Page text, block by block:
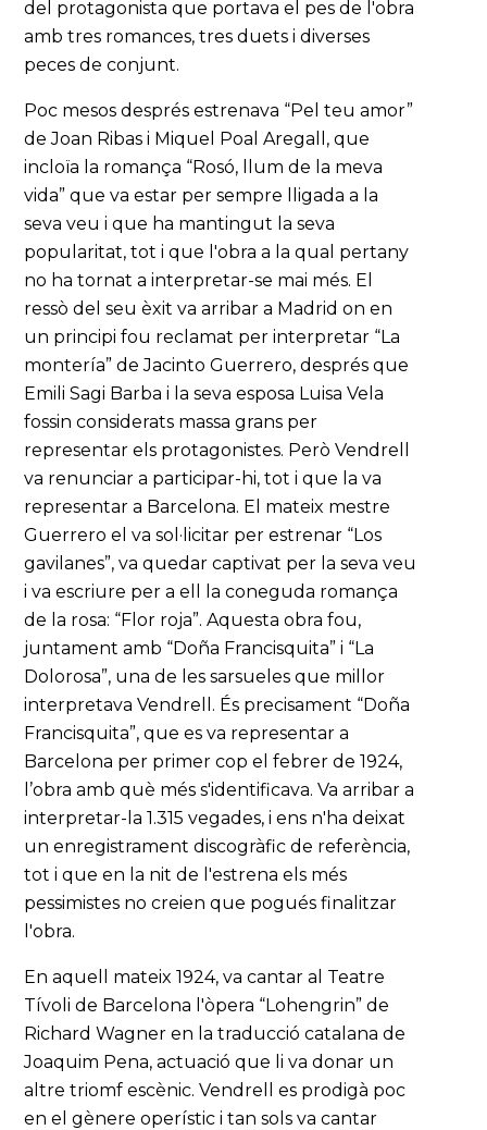
del protagonista que portava el pes de l'obra
amb tres romances, tres duets i diverses
peces de conjunt.
Poc mesos després estrenava “Pel teu amor”
de Joan Ribas i Miquel Poal Aregall, que
incloïa la romança “Rosó, llum de la meva
vida” que va estar per sempre lligada a la
seva veu i que ha mantingut la seva
popularitat, tot i que l'obra a la qual pertany
no ha tornat a interpretar-se mai més. El
ressò del seu èxit va arribar a Madrid on en
un principi fou reclamat per interpretar “La
montería” de Jacinto Guerrero, després que
Emili Sagi Barba i la seva esposa Luisa Vela
fossin considerats massa grans per
representar els protagonistes. Però Vendrell
va renunciar a participar-hi, tot i que la va
representar a Barcelona. El mateix mestre
Guerrero el va sol·licitar per estrenar “Los
gavilanes”, va quedar captivat per la seva veu
i va escriure per a ell la coneguda romança
de la rosa: “Flor roja”. Aquesta obra fou,
juntament amb “Doña Francisquita” i “La
Dolorosa”, una de les sarsueles que millor
interpretava Vendrell. És precisament “Doña
Francisquita”, que es va representar a
Barcelona per primer cop el febrer de 1924,
l’obra amb què més s'identificava. Va arribar a
interpretar-la 1.315 vegades, i ens n'ha deixat
un enregistrament discogràfic de referència,
tot i que en la nit de l'estrena els més
pessimistes no creien que pogués finalitzar
l'obra.
En aquell mateix 1924, va cantar al Teatre
Tívoli de Barcelona l'òpera “Lohengrin” de
Richard Wagner en la traducció catalana de
Joaquim Pena, actuació que li va donar un
altre triomf escènic. Vendrell es prodigà poc
en el gènere operístic i tan sols va cantar